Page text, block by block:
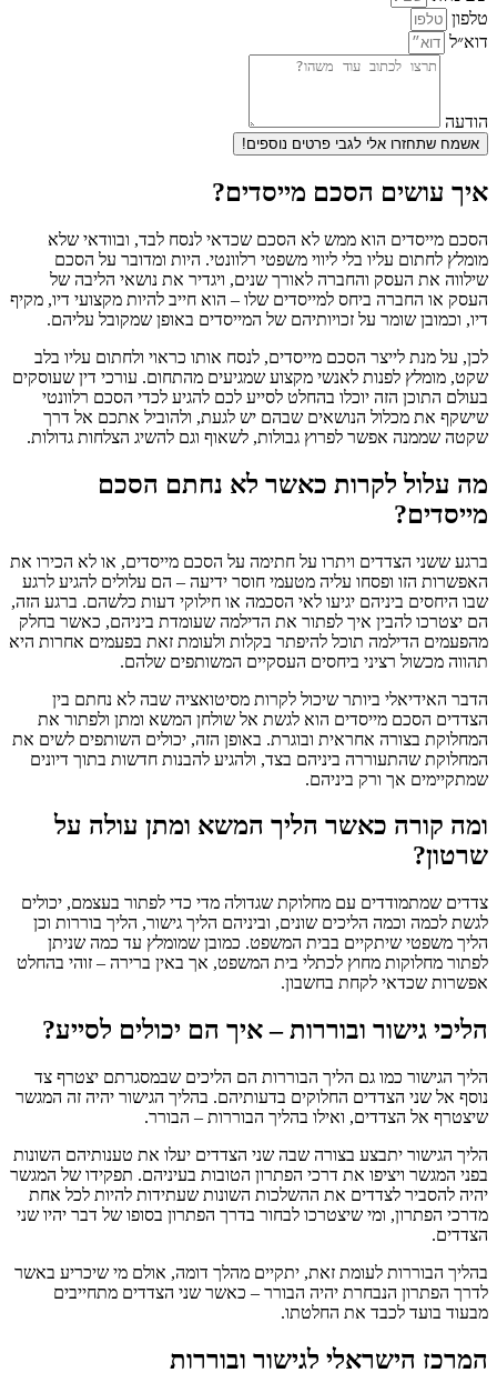
טלפון
דוא״ל
הודעה
אשמח שתחזרו אלי לגבי פרטים נוספים!
איך עושים הסכם מייסדים?
הסכם מייסדים הוא ממש לא הסכם שכדאי לנסח לבד, ובוודאי שלא
מומלץ לחתום עליו בלי ליווי משפטי רלוונטי. היות ומדובר על הסכם
שילווה את העסק והחברה לאורך שנים, ויגדיר את נושאי הליבה של
העסק או החברה ביחס למייסדים שלו – הוא חייב להיות מקצועי דיו, מקיף
דיו, וכמובן שומר על זכויותיהם של המייסדים באופן שמקובל עליהם.
לכן, על מנת לייצר הסכם מייסדים, לנסח אותו כראוי ולחתום עליו בלב
שקט, מומלץ לפנות לאנשי מקצוע שמגיעים מהתחום. עורכי דין שעוסקים
בעולם התוכן הזה יוכלו בהחלט לסייע לכם להגיע לכדי הסכם רלוונטי
שישקף את מכלול הנושאים שבהם יש לגעת, ולהוביל אתכם אל דרך
שקטה שממנה אפשר לפרוץ גבולות, לשאוף וגם להשיג הצלחות גדולות.
מה עלול לקרות כאשר לא נחתם הסכם
מייסדים?
ברגע ששני הצדדים ויתרו על חתימה על הסכם מייסדים, או לא הכירו את
האפשרות הזו ופסחו עליה מטעמי חוסר ידיעה – הם עלולים להגיע לרגע
שבו היחסים ביניהם יגיעו לאי הסכמה או חילוקי דעות כלשהם. ברגע הזה,
הם יצטרכו להבין איך לפתור את הדילמה שעומדת ביניהם, כאשר בחלק
מהפעמים הדילמה תוכל להיפתר בקלות ולעומת זאת בפעמים אחרות היא
תהווה מכשול רציני ביחסים העסקיים המשותפים שלהם.
הדבר האידיאלי ביותר שיכול לקרות מסיטואציה שבה לא נחתם בין
הצדדים הסכם מייסדים הוא לגשת אל שולחן המשא ומתן ולפתור את
המחלוקת בצורה אחראית ובוגרת. באופן הזה, יכולים השותפים לשים את
המחלוקת שהתעוררה ביניהם בצד, ולהגיע להבנות חדשות בתוך דיונים
שמתקיימים אך ורק ביניהם.
ומה קורה כאשר הליך המשא ומתן עולה על
שרטון?
צדדים שמתמודדים עם מחלוקת שגדולה מדי כדי לפתור בעצמם, יכולים
לגשת לכמה וכמה הליכים שונים, וביניהם הליך גישור, הליך בוררות וכן
הליך משפטי שיתקיים בבית המשפט. כמובן שמומלץ עד כמה שניתן
לפתור מחלוקות מחוץ לכתלי בית המשפט, אך באין ברירה – זוהי בהחלט
אפשרות שכדאי לקחת בחשבון.
הליכי גישור ובוררות – איך הם יכולים לסייע?
הליך הגישור כמו גם הליך הבוררות הם הליכים שבמסגרתם יצטרף צד
נוסף אל שני הצדדים החלוקים בדעותיהם. בהליך הגישור יהיה זה המגשר
שיצטרף אל הצדדים, ואילו בהליך הבוררות – הבורר.
הליך הגישור יתבצע בצורה שבה שני הצדדים יעלו את טענותיהם השונות
בפני המגשר ויציפו את דרכי הפתרון הטובות בעיניהם. תפקידו של המגשר
יהיה להסביר לצדדים את ההשלכות השונות שעתידות להיות לכל אחת
מדרכי הפתרון, ומי שיצטרכו לבחור בדרך הפתרון בסופו של דבר יהיו שני
הצדדים.
בהליך הבוררות לעומת זאת, יתקיים מהלך דומה, אולם מי שיכריע באשר
לדרך הפתרון הנבחרת יהיה הבורר – כאשר שני הצדדים מתחייבים
מבעוד בועד לכבד את החלטתו.
המרכז הישראלי לגישור ובוררות